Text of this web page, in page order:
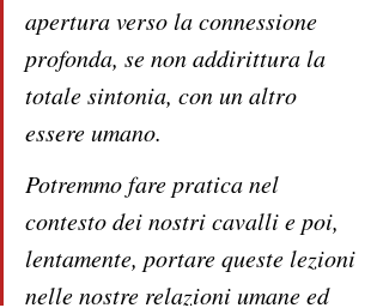
apertura verso la connessione
profonda, se non addirittura la
totale sintonia, con un altro
essere umano.
Potremmo fare pratica nel
contesto dei nostri cavalli e poi,
lentamente, portare queste lezioni
nelle nostre relazioni umane ed